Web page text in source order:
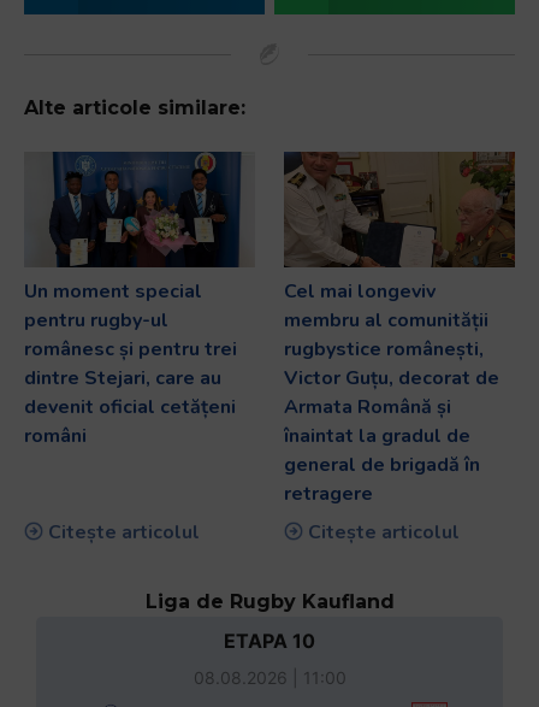
Alte articole similare:
Un moment special
pentru rugby-ul
românesc și pentru trei
dintre Stejari, care au
devenit oficial cetățeni
români
Citește articolul
Cel mai longeviv
membru al comunității
rugbystice românești,
Victor Guțu, decorat de
Armata Română și
înaintat la gradul de
general de brigadă în
retragere
Citește articolul
Liga de Rugby Kaufland
ETAPA 10
08.08.2026 | 11:00